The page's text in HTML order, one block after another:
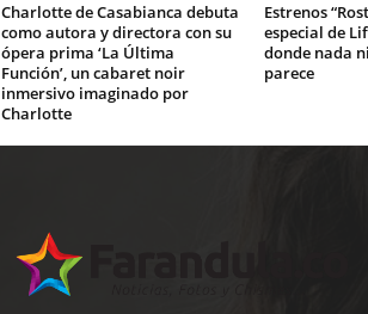
Charlotte de Casabianca debuta
como autora y directora con su
ópera prima ‘La Última
Función’, un cabaret noir
inmersivo imaginado por
Charlotte
Estrenos
especial de
donde nada
parece